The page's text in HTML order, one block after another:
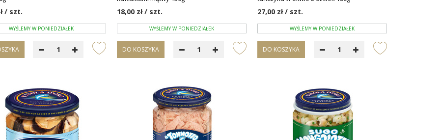
/ szt.
WYŚLEMY W PONIEDZIAŁEK
18,00 zł / szt.
WYŚLEMY W PONIEDZIAŁEK
DO KOSZYKA
27,00 zł / szt.
WYŚLEMY W PONIEDZIAŁEK
DO KOSZYKA